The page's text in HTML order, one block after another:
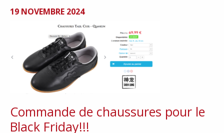
19 NOVEMBRE 2024
Commande de chaussures pour le
Black Friday!!!